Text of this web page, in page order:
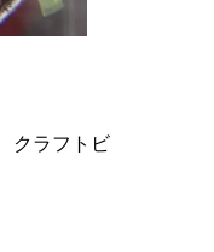
クラフトビ